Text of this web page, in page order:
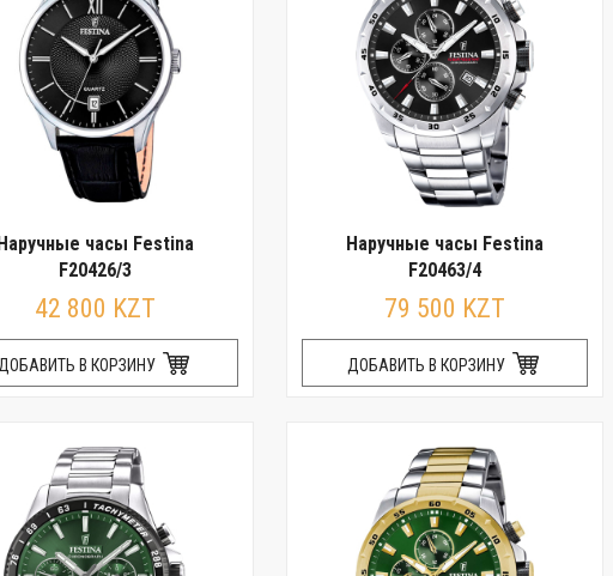
часы Festina
F20426/3
42 800 KZT
В КОРЗИНУ
Наручные часы Festina
F20463/4
79 500 KZT
ДОБАВИТЬ В КОРЗИНУ